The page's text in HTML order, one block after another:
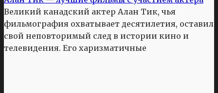
Великий канадский актер Алан Тик, чья
фильмография охватывает десятилетия, оставил
свой неповторимый след в истории кино и
телевидения. Его харизматичные